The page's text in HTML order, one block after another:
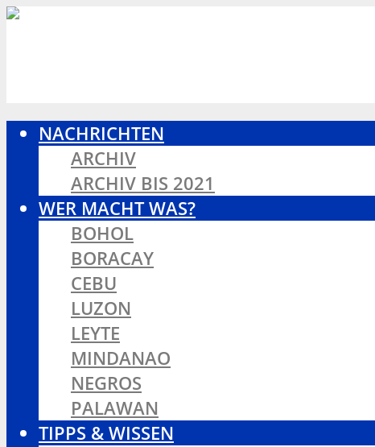
NACHRICHTEN
ARCHIV
ARCHIV BIS 2021
WER MACHT WAS?
BOHOL
BORACAY
CEBU
LUZON
LEYTE
MINDANAO
NEGROS
PALAWAN
TIPPS & WISSEN